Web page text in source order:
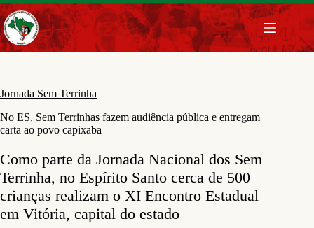
Pular
para
o
conteúdo
Jornada Sem Terrinha
No ES, Sem Terrinhas fazem audiência pública e entregam
carta ao povo capixaba
Como parte da Jornada Nacional dos Sem
Terrinha, no Espírito Santo cerca de 500
crianças realizam o XI Encontro Estadual
em Vitória, capital do estado